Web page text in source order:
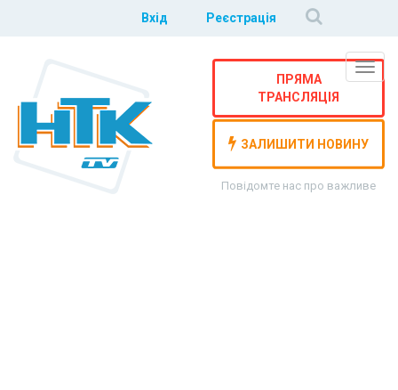
Вхід Реєстрація
ПРЯМА
ТРАНСЛЯЦІЯ
ЗАЛИШИТИ НОВИНУ
Повідомте нас про важливе